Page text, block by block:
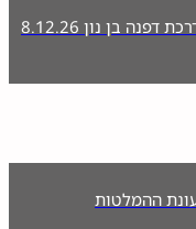
ספארי בהודו לצלמי טבע ואוהבי טבע בהדרכת דפנה בן נון 8.12.26
עונת ההמלטות